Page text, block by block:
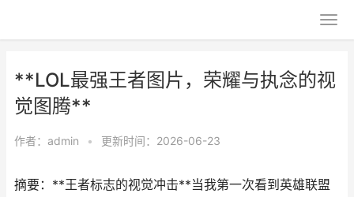
**LOL最强王者图片，荣耀与执念的视
觉图腾**
作者： admin • 更新时间：2026-06-23
摘要：**王者标志的视觉冲击**当我第一次看到英雄联盟